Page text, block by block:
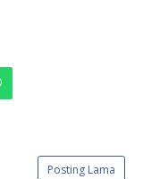
Posting Lama